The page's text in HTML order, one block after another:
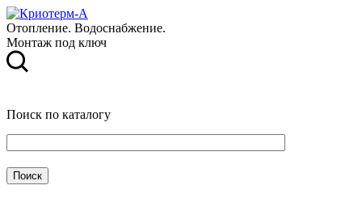
Отопление. Водоснабжение.
Монтаж под ключ
Поиск по каталогу